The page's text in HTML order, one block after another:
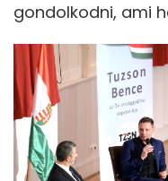
gondolkodni, ami